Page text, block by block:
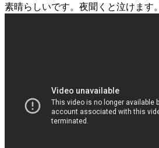
素晴らしいです。夜聞くと泣けます。